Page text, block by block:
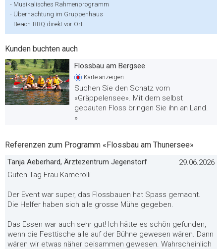
- Musikalisches Rahmenprogramm
- Übernachtung im Gruppenhaus
- Beach-BBQ direkt vor Ort
Kunden buchten auch
Flossbau am Bergsee
Karte anzeigen
Suchen Sie den Schatz vom
«Gräppelensee». Mit dem selbst
gebauten Floss bringen Sie ihn an Land.
»
Referenzen zum Programm «Flossbau am Thunersee»
Tanja Aeberhard, Ärztezentrum Jegenstorf
29.06.2026
Guten Tag Frau Kamerolli
Der Event war super, das Flossbauen hat Spass gemacht.
Die Helfer haben sich alle grosse Mühe gegeben.
Das Essen war auch sehr gut! Ich hätte es schön gefunden,
wenn die Festtische alle auf der Bühne gewesen wären. Dann
wären wir etwas näher beisammen gewesen. Wahrscheinlich